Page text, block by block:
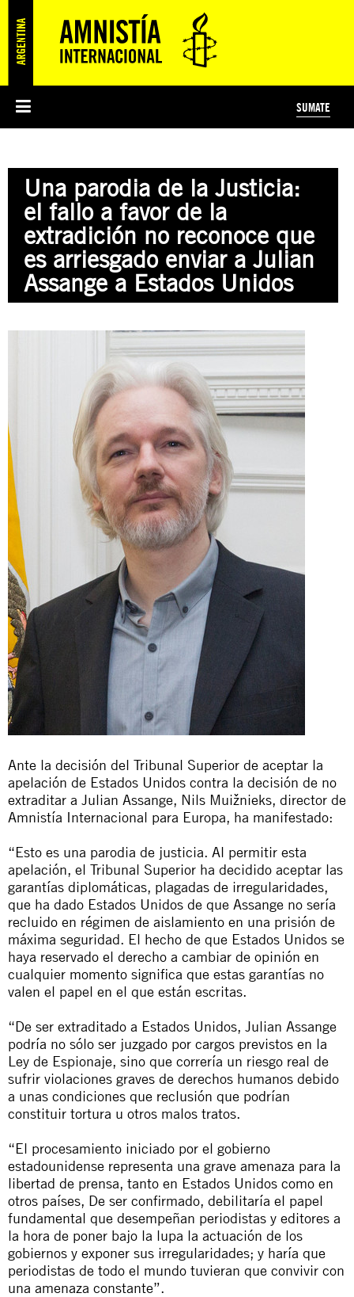
PREGUNTAS FRECUENTES
ÁREAS TEMÁTICAS
JUSTICIA INTERNACIONAL
EDUCACIÓN EN DERECHOS HUMANOS Y JÓVENES
PRENSA
SUSCRIBITE
SUMATE
PREGUNTAS FRECUENTES
Una parodia de la Justicia:
el fallo a favor de la
extradición no reconoce que
es arriesgado enviar a Julian
Assange a Estados Unidos
Ante la decisión del Tribunal Superior de aceptar la
apelación de Estados Unidos contra la decisión de no
extraditar a Julian Assange, Nils Muižnieks, director de
Amnistía Internacional para Europa, ha manifestado:
“Esto es una parodia de justicia. Al permitir esta
apelación, el Tribunal Superior ha decidido aceptar las
garantías diplomáticas, plagadas de irregularidades,
que ha dado Estados Unidos de que Assange no sería
recluido en régimen de aislamiento en una prisión de
máxima seguridad. El hecho de que Estados Unidos se
haya reservado el derecho a cambiar de opinión en
cualquier momento significa que estas garantías no
valen el papel en el que están escritas.
“De ser extraditado a Estados Unidos, Julian Assange
podría no sólo ser juzgado por cargos previstos en la
Ley de Espionaje, sino que correría un riesgo real de
sufrir violaciones graves de derechos humanos debido
a unas condiciones que reclusión que podrían
constituir tortura u otros malos tratos.
“El procesamiento iniciado por el gobierno
estadounidense representa una grave amenaza para la
libertad de prensa, tanto en Estados Unidos como en
otros países, De ser confirmado, debilitaría el papel
fundamental que desempeñan periodistas y editores a
la hora de poner bajo la lupa la actuación de los
gobiernos y exponer sus irregularidades; y haría que
periodistas de todo el mundo tuvieran que convivir con
una amenaza constante”.